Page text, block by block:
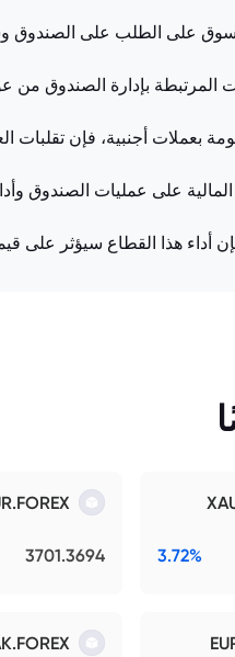
السوق على الطلب على الصندوق
بإدارة الصندوق من
بعملات أجنبية، فإن تقلبات
المالية على عمليات الصندوق
أداء هذا القطاع سيؤثر على
3.72%
3701.3694